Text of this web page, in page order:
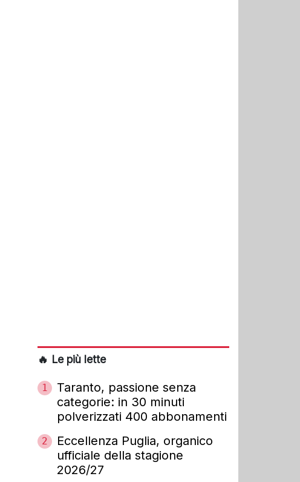
🔥 Le più lette
1
Taranto, passione senza
categorie: in 30 minuti
polverizzati 400 abbonamenti
2
Eccellenza Puglia, organico
ufficiale della stagione
2026/27